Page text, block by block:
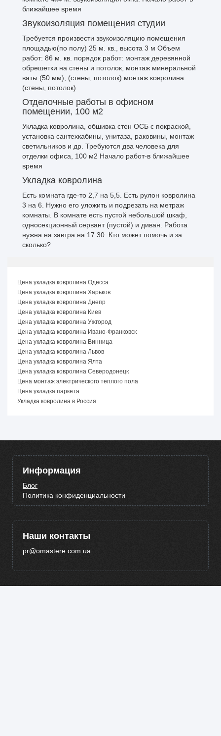
ближайшее время
Звукоизоляция помещения студии
Требуется произвести звукоизоляцию помещения
площадью(по полу) 25 м. кв., высота 3 м Объем
работ: 86 м. кв. порядок работ: монтаж деревянной
обрешетки на стены и потолок, монтаж минеральной
ваты (50 мм), (стены, потолок) монтаж ковролина
(стены, потолок)
Отделочные работы в офисном
помещении, 100 м2
Укладка ковролина, обшивка стен ОСБ с покраской,
установка сантехкабины, унитаза, раковины, монтаж
светильников и др. Требуются два человека для
отделки офиса, 100 м2 Начало работ-в ближайшее
время
Укладка ковролина
Есть комната где-то 2,7 на 5,5. Есть рулон ковролина
3 на 6. Нужно его уложить и подрезать на метраж
комнаты. В комнате есть пустой небольшой шкаф,
односекционный сервант (пустой) и диван. Работа
нужна на завтра на 17.30. Кто может помочь и за
сколько?
Цена укладка ковролина Одесса
Цена укладка ковролина Харьков
Цена укладка ковролина Днепр
Цена укладка ковролина Киев
Цена укладка ковролина Ужгород
Цена укладка ковролина Ивано-Франковск
Цена укладка ковролина Винница
Цена укладка ковролина Львов
Цена укладка ковролина Ялта
Цена укладка ковролина Северодонецк
Цена монтаж электрического теплого пола
Цена укладка паркета
Укладка ковролина в Россия
Информация
Блог
Политика конфиденциальности
Наши контакты
pr@omastere.com.ua